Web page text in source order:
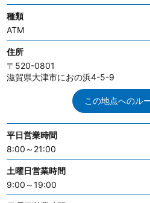
種類
ATM
住所
〒520-0801
滋賀県大津市におの浜4-5-9
この地点へのル
平日営業時間
8:00～21:00
土曜日営業時間
9:00～19:00